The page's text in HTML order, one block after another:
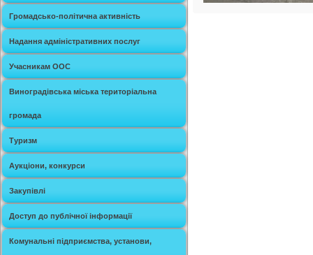
Громадсько-політична активність
Надання адміністративних послуг
Учасникам ООС
Виноградівська міська територіальна
громада
Туризм
Аукціони, конкурси
Закупівлі
Доступ до публічної інформації
Комунальні підприємства, установи,